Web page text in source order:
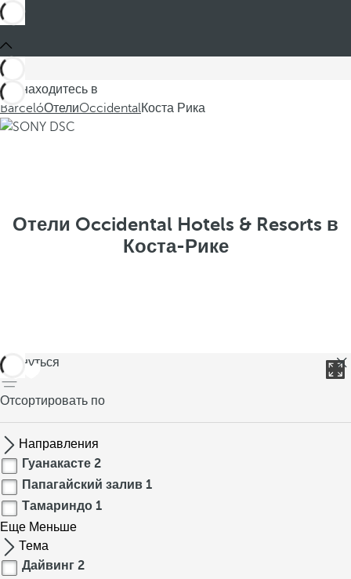
Вы находитесь в
BarcelóОтелиOccidentalКоста Рика
Отели Occidental Hotels & Resorts в
Коста-Рике
вернуться
Отсортировать по
Направления
Гуанакасте 2
Папагайский залив 1
Тамариндо 1
Еще Меньше
Тема
Дайвинг 2